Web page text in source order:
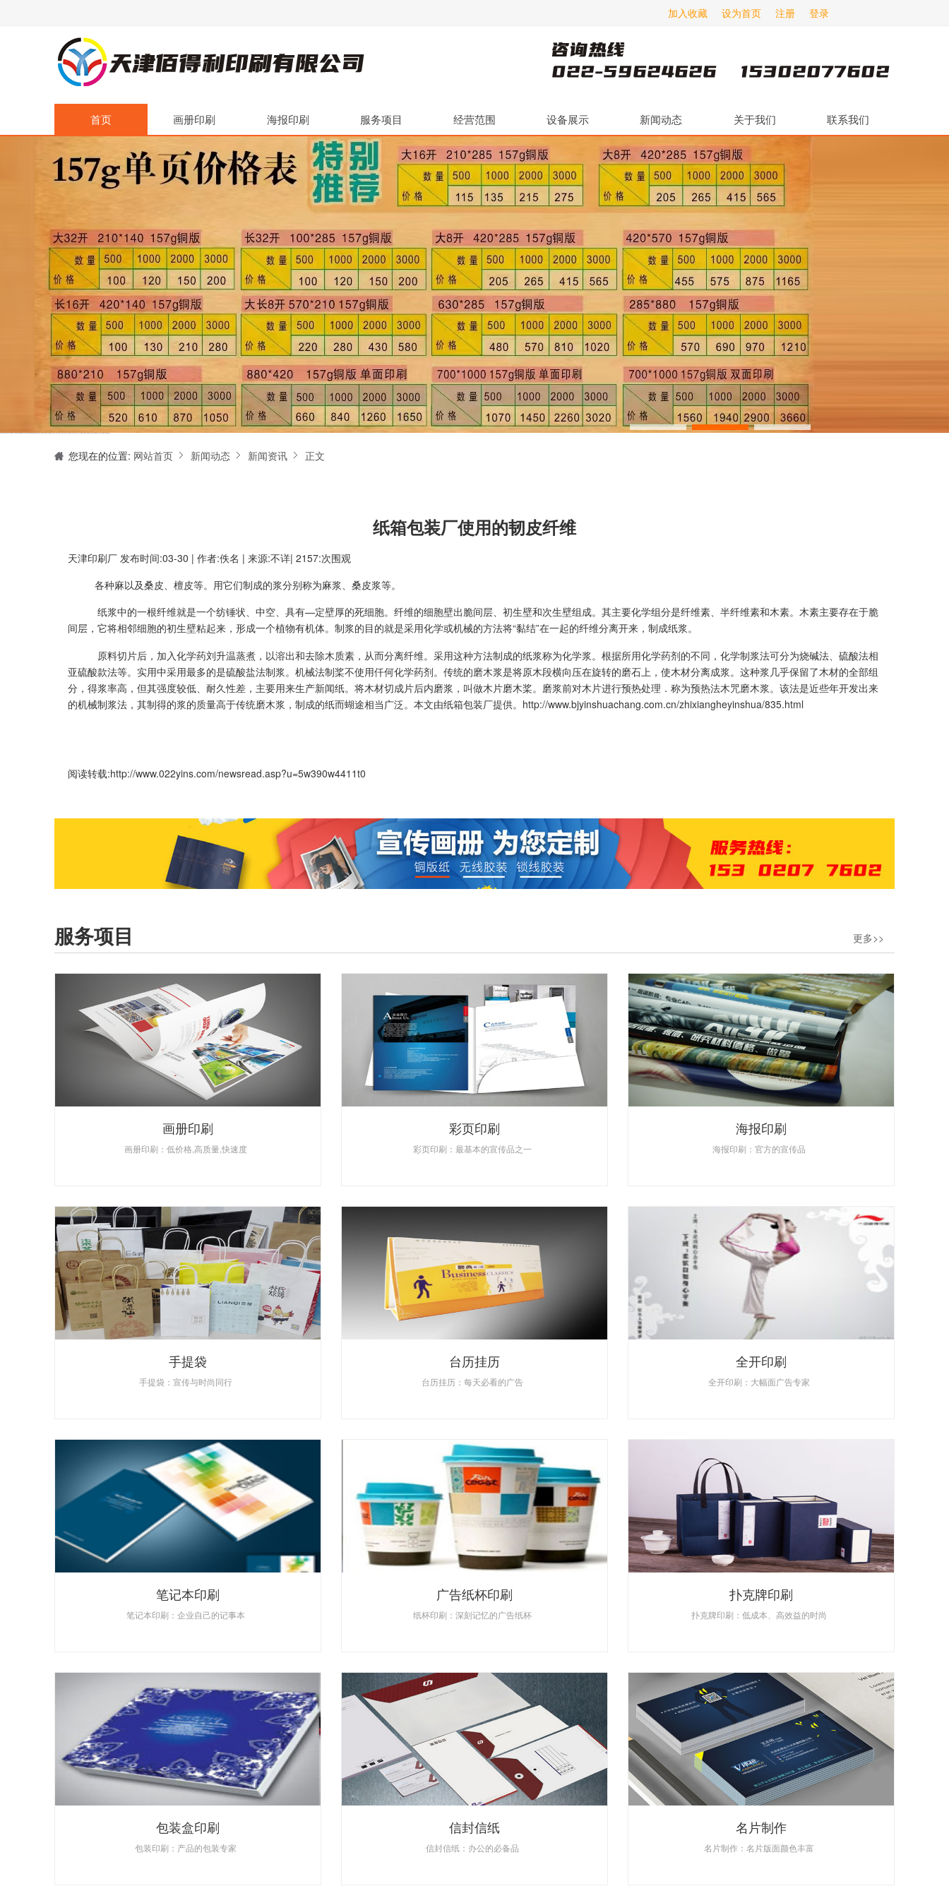
登录
注册
设为首页
加入收藏
首页 画册印刷 海报印刷 服务项目 经营范围 设备展示 新闻动态 关于我们 联系我们
您现在的位置: 网站首页 新闻动态 新闻资讯 正文
纸箱包装厂使用的韧皮纤维
天津印刷厂 发布时间:03-30 | 作者:佚名 | 来源:不详| 2157:次围观
各种麻以及桑皮、檀皮等。用它们制成的浆分别称为麻浆、桑皮浆等。
纸浆中的一根纤维就是一个纺锤状、中空、具有—定壁厚的死细胞。纤维的细胞壁出脆间层、初生壁和次生壁组成。其主要化学组分是纤维素、半纤维素和木素。木素主要存在于脆
间层，它将相邻细胞的初生壁粘起来，形成一个植物有机体。制浆的目的就是采用化学或机械的方法将“黏结”在一起的纤维分离开来，制成纸浆。
原料切片后，加入化学药刘升温蒸煮，以溶出和去除木质素，从而分离纤维。采用这种方法制成的纸浆称为化学浆。根据所用化学药剂的不同，化学制浆法可分为烧碱法、硫酸法相
亚硫酸款法等。实用中采用最多的是硫酸盐法制浆。机械法制桨不使用仟何化学药剂。传统的磨木浆是将原木段横向压在旋转的磨石上，使木材分离成浆。这种浆几乎保留了木材的全部组
分，得浆率高，但其强度较低、耐久性差，主要用来生产新闻纸。将木材切成片后内磨浆，叫做木片磨木桨。磨浆前对木片进行预热处理．称为预热法木咒磨木浆。该法是近些年开发出来
的机械制浆法，其制得的浆的质量高于传统磨木浆，制成的纸而蝴途相当广泛。本文由纸箱包装厂提供。 http://www.bjyinshuachang.com.cn/zhixiangheyinshua/835.html
阅读转载:http://www.022yins.com/newsread.asp?u=5w390w4411t0
服务项目 更多>>
画册印刷
画册印刷：低价格,高质量,快速度
彩页印刷
彩页印刷：最基本的宣传品之一
海报印刷
海报印刷：官方的宣传品
手提袋
手提袋：宣传与时尚同行
台历挂历
台历挂历：每天必看的广告
全开印刷
全开印刷：大幅面广告专家
笔记本印刷
笔记本印刷：企业自己的记事本
广告纸杯印刷
纸杯印刷：深刻记忆的广告纸杯
扑克牌印刷
扑克牌印刷：低成本、高效益的时尚
包装盒印刷
包装印刷：产品的包装专家
信封信纸
信封信纸：办公的必备品
名片制作
名片制作：名片版面颜色丰富